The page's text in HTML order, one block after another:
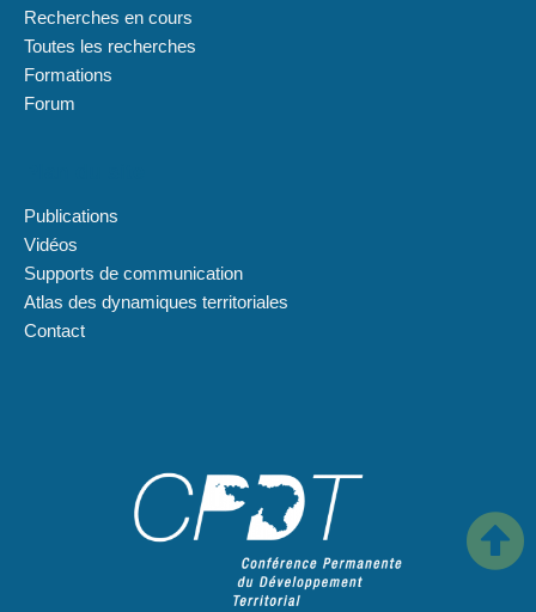
Recherches en cours
Toutes les recherches
Formations
Forum
Publications
Vidéos
Supports de communication
Atlas des dynamiques territoriales
Contact